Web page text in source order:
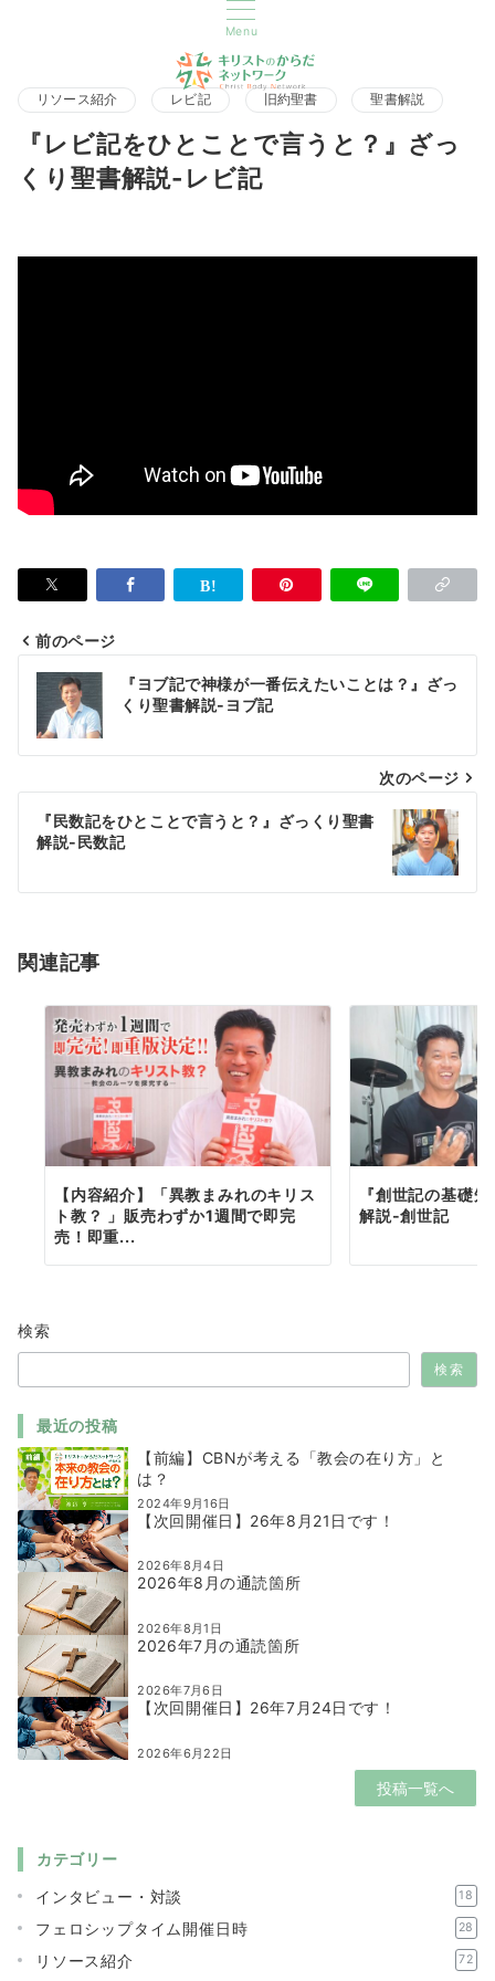
Menu
リソース紹介 レビ記 旧約聖書 聖書解説
『レビ記をひとことで言うと？』ざっ
くり聖書解説-レビ記
投
ナ
ビ
ー
シ
ン
前のページ
『ヨブ記で神様が一番伝えたいことは？』ざっ
くり聖書解説-ヨブ記
次のページ
『民数記をひとことで言うと？』ざっくり聖書
解説-民数記
関連記事
【内容紹介】「異教まみれのキリス
ト教？ 」販売わずか1週間で即完
売！即重...
『創世記の基礎
解説-創世記
検索
検索
最近の投稿
【前編】CBNが考える「教会の在り方」と
は？
2024年9月16日
【次回開催日】26年8月21日です！
2026年8月4日
2026年8月の通読箇所
2026年8月1日
2026年7月の通読箇所
2026年7月6日
【次回開催日】26年7月24日です！
2026年6月22日
投稿一覧へ
カテゴリー
インタビュー・対談
18
フェロシップタイム開催日時 28
リソース紹介 72